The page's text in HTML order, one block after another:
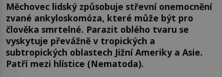
Měchovec lidský způsobuje střevní onemocnění
zvané ankyloskomóza, které může být pro
člověka smrtelné. Parazit oblého tvaru se
vyskytuje převážně v tropických a
subtropických oblastech Jižní Ameriky a Asie.
Patří mezi hlístice (Nematoda).